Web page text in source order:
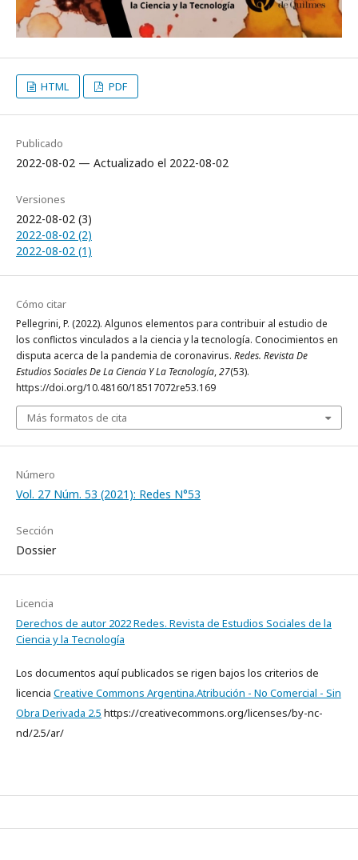
HTML PDF
Publicado
2022-08-02 — Actualizado el 2022-08-02
Versiones
2022-08-02 (3)
2022-08-02 (2)
2022-08-02 (1)
Cómo citar
Pellegrini, P. (2022). Algunos elementos para contribuir al estudio de
los conflictos vinculados a la ciencia y la tecnología. Conocimientos en
disputa acerca de la pandemia de coronavirus. Redes. Revista De
Estudios Sociales De La Ciencia Y La Tecnología,27(53).
https://doi.org/10.48160/18517072re53.169
Más formatos de cita
Número
Vol. 27 Núm. 53 (2021): Redes N°53
Sección
Dossier
Licencia
Derechos de autor 2022 Redes. Revista de Estudios Sociales de la
Ciencia y la Tecnología
Los documentos aquí publicados se rigen bajos los criterios de
licencia Creative Commons Argentina.Atribución - No Comercial - Sin
Obra Derivada 2.5 https://creativecommons.org/licenses/by-nc-
nd/2.5/ar/